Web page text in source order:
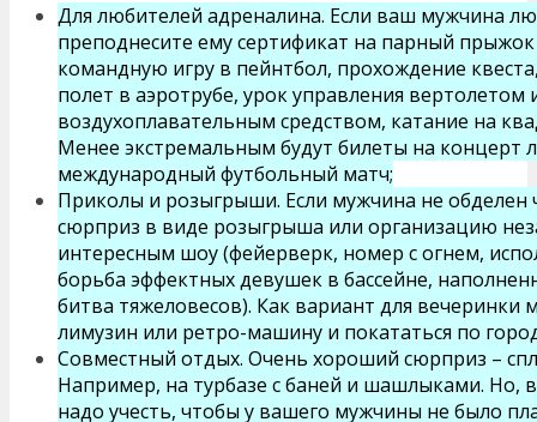
Для любителей адреналина. Если ваш мужчина
преподнесите ему сертификат на парный
командную игру в пейнтбол, прохождение
полет в аэротрубе, урок управления вертолетом
воздухоплавательным средством, катание на
Менее экстремальным будут билеты на концерт
международный футбольный матч;
Приколы и розыгрыши. Если мужчина не
сюрприз в виде розыгрыша или организацию
интересным шоу (фейерверк, номер с огнем,
борьба эффектных девушек в бассейне,
битва тяжеловесов). Как вариант для
лимузин или ретро-машину и покататься по
Совместный отдых. Очень хороший сюрприз –
Например, на турбазе с баней и шашлыками. Но,
надо учесть, чтобы у вашего мужчины не было